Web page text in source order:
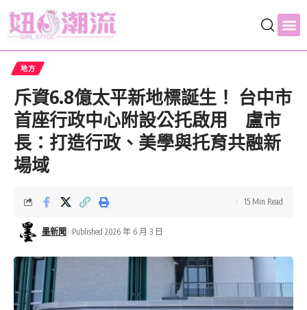
地方
斥資6.8億太平新地標誕生！ 台中市
首座行政中心附設公托啟用 盧市
長：打造行政、美學與托育共融新
場域
墨新聞 Published 2026 年 6 月 3 日
15 Min Read